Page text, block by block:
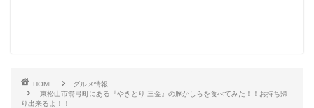
HOME
グルメ情報
東松山市箭弓町にある『やきとり 三金』の豚かしらを食べてみた！！お持ち帰
り出来るよ！！